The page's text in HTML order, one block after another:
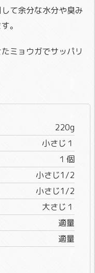
て余分な水分や臭み
。
ミョウガでサッパリ
220g
小さじ１
１個
小さじ1/2
小さじ1/2
大さじ１
適量
適量